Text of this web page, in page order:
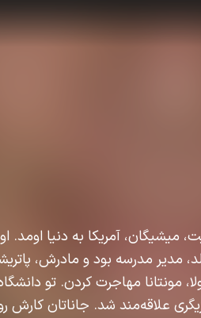
در ۹ ژانویه ۱۹۵۵ تو دیترویت، میشیگان، آمریکا
مدیر مدرسه بود و مادرش،
مونتانا مهاجرت کردن. تو
به بازیگری علاقه‌مند شد. جاناتان کارش